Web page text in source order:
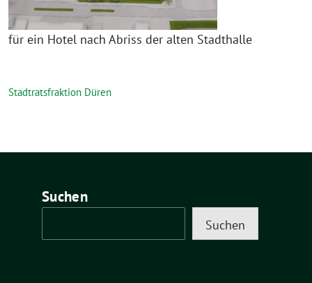
für ein Hotel nach Abriss der alten Stadthalle
Stadtratsfraktion Düren
Suchen
Suchen